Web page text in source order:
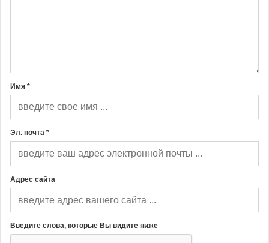
Имя *
Эл. почта *
Адрес сайта
Введите слова, которые Вы видите ниже